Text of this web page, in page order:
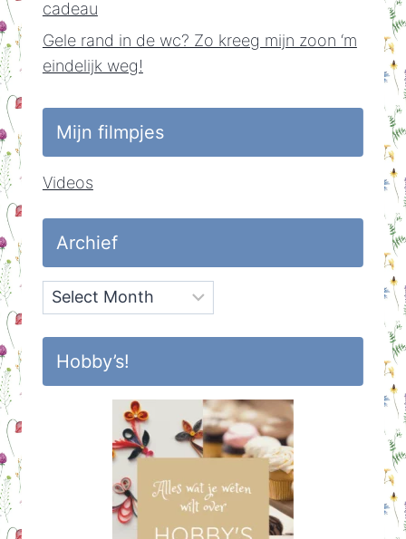
cadeau
Gele rand in de wc? Zo kreeg mijn zoon ‘m
eindelijk weg!
Mijn filmpjes
Videos
Archief
Archief
Hobby’s!